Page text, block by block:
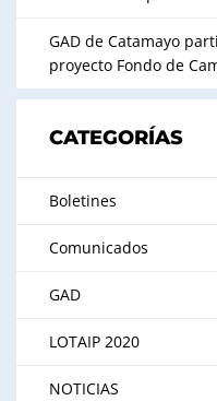
GAD de Catamayo
proyecto Fondo de
CATEGORÍAS
Boletines
Comunicados
GAD
LOTAIP 2020
NOTICIAS